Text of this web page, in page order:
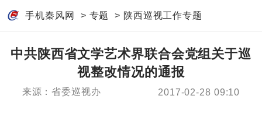
手机秦风网 > 专题 > 陕西巡视工作专题
中共陕西省文学艺术界联合会党组关于巡
视整改情况的通报
来源：省委巡视办 2017-02-28 09:10